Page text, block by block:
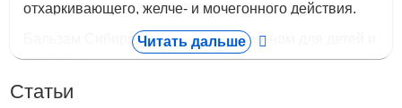
отхаркивающего, желче- и мочегонного действия.
Бальзам Сибирячок с пантогематогеном для детей и
взрослых.
Информация:
Читать дальше
Статьи